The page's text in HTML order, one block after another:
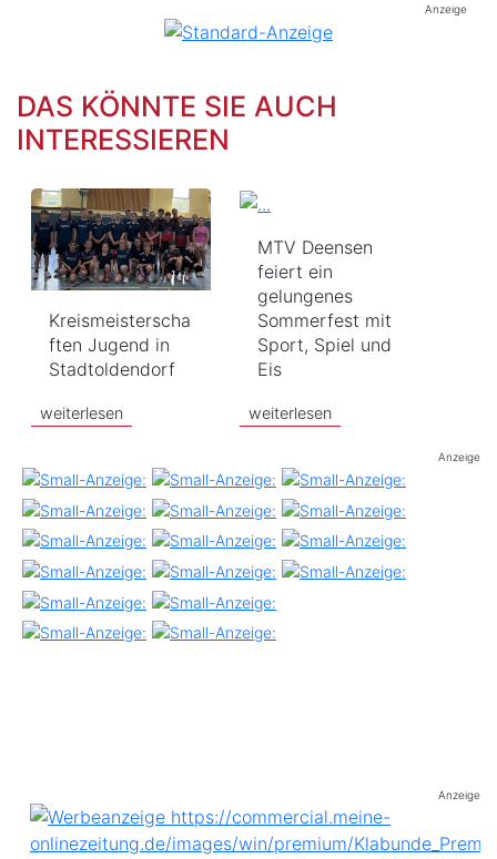
Anzeige
DAS KÖNNTE SIE AUCH
INTERESSIEREN
Kreismeisterscha
ften Jugend in
Stadtoldendorf
weiterlesen
MTV Deensen
feiert ein
gelungenes
Sommerfest mit
Sport, Spiel und
Eis
weiterlesen
Anzeige
Anzeige